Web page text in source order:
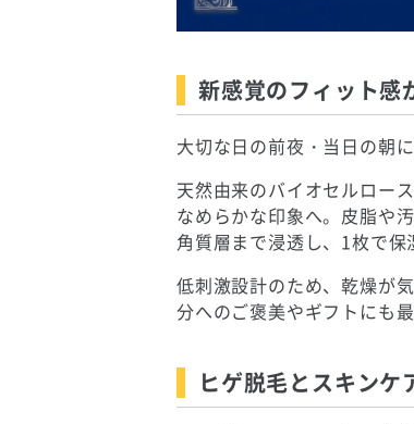
新感覚のフィット感
大切な日の前夜・当日の朝
天然由来のバイオセルロー
なめらかな印象へ。皮脂や
角質層まで浸透し、1枚で保
低刺激設計のため、乾燥が
分へのご褒美やギフトにも最
ヒゲ脱毛とスキン